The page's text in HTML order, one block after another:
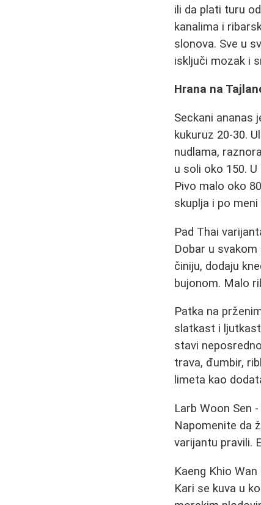
ili da plati turu
kanalima i
slonova. Sve u
isključi mozak i
Hrana na
Seckani ananas
kukuruz 20-30.
nudlama,
u soli oko 150.
Pivo malo oko
skuplja i po
Pad Thai
Dobar u
činiju, dodaju
bujonom. Malo
Patka na
slatkast i
stavi
trava, đumbir,
limeta kao
Larb Woon Sen
Napomenite da
varijantu pravili.
Kaeng Khio
Kari se kuva u